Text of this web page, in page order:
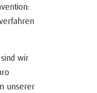
wir
unserer